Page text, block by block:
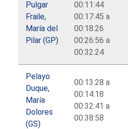
Pulgar
Fraile,
María del
Pilar (GP)
00:11:44
00:17:45 a
00:18:26
00:26:56 a
00:32:24
Pelayo
Duque,
María
Dolores
(GS)
00:13:28 a
00:14:18
00:32:41 a
00:38:58